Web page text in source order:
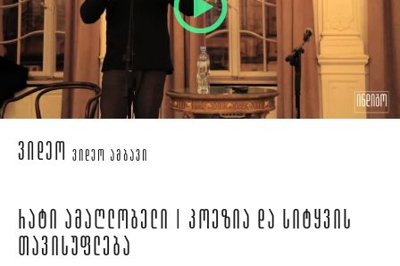
ᲕᲘᲓᲔᲝ ᲕᲘᲓᲔᲝ ᲐᲛᲑᲐᲕᲘ
ᲠᲐᲢᲘ ᲐᲛᲐᲦᲚᲝᲑᲔᲚᲘ | ᲞᲝᲔᲖᲘᲐ ᲓᲐ ᲡᲘᲢᲧᲕᲘᲡ
ᲗᲐᲕᲘᲡᲣᲤᲚᲔᲑᲐ